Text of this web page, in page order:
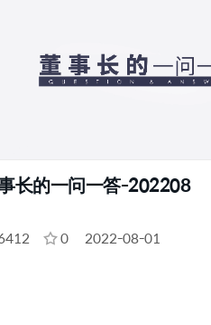
长的一问一答-202208
0 2022-08-01